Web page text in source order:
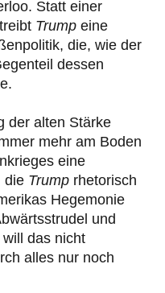
Statt einer
Trump eine
die, wie der
dessen
der alten Stärke
mehr am Boden
eine
die Trump rhetorisch
Hegemonie
und
das nicht
alles nur noch